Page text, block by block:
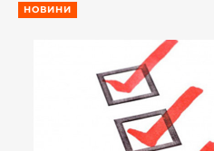
НОВИНИ